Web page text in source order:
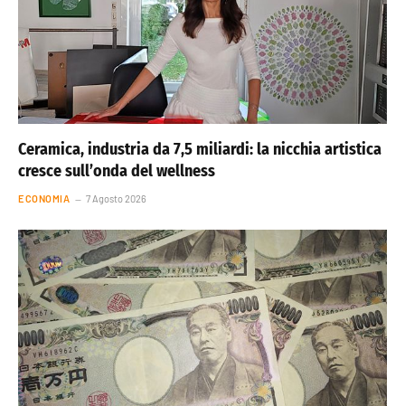
Ceramica, industria da 7,5 miliardi: la nicchia artistica
cresce sull’onda del wellness
ECONOMIA 7 Agosto 2026